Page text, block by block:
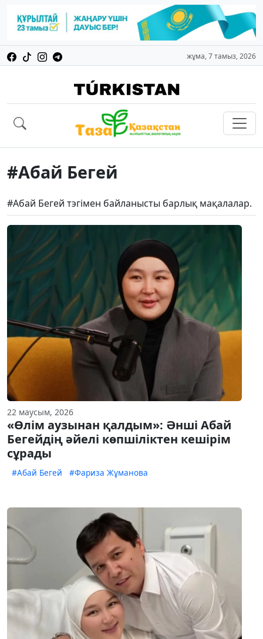
жұма, 7 тамыз, 2026
#Абай Бегей
#Абай Бегей тэгімен байланысты барлық мақалалар.
22 маусым, 2026
«Өлім аузынан қалдым»: Әнші Абай
Бегейдің әйелі көпшіліктен кешірім
сұрады
#Абай Бегей #Фариза Жұманова